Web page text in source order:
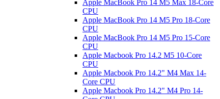
Apple MacBook Pro 14 M5 Max 18-Core
CPU
Apple MacBook Pro 14 M5 Pro 18-Core
CPU
Apple MacBook Pro 14 M5 Pro 15-Core
CPU
Apple Macbook Pro 14.2 M5 10-Core
CPU
Apple Macbook Pro 14.2" M4 Max 14-
Core CPU
Apple Macbook Pro 14.2" M4 Pro 14-